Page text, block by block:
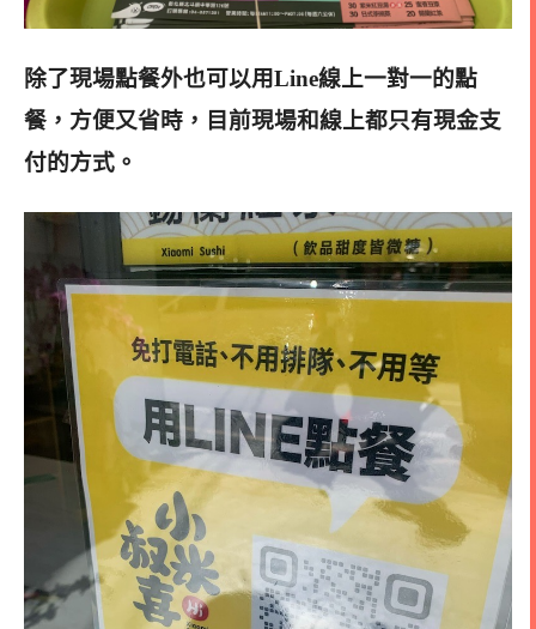
除了現場點餐外也可以用Line線上一對一的點
餐，方便又省時，目前現場和線上都只有現金支
付的方式 。